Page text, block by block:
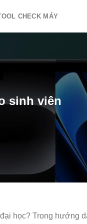
CHECK MÁY
sinh viên
học? Trong hướng